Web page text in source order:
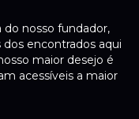
do nosso fundador,
encontrados aqui
maior desejo é
acessíveis a maior